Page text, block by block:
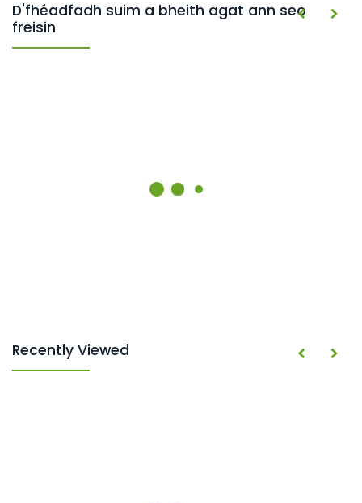
D'fhéadfadh suim a bheith agat ann seo
freisin
Recently Viewed